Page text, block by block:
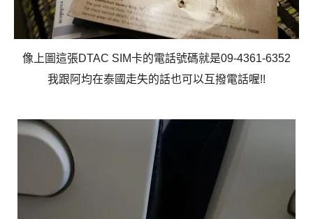
像上圖這張DTAC SIM卡的電話號碼就是09-4361-6352
我跟阿均在泰國走失的話也可以互撥電話喔!!